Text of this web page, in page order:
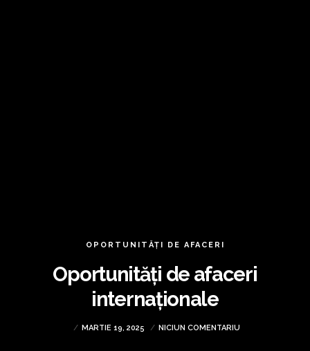
OPORTUNITĂȚI DE AFACERI
Oportunități de afaceri
internaționale
MARTIE 19, 2025 NICIUN COMENTARIU